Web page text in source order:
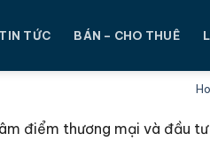
TIN TỨC BÁN – CHO THUÊ
điểm thương mại và đầu